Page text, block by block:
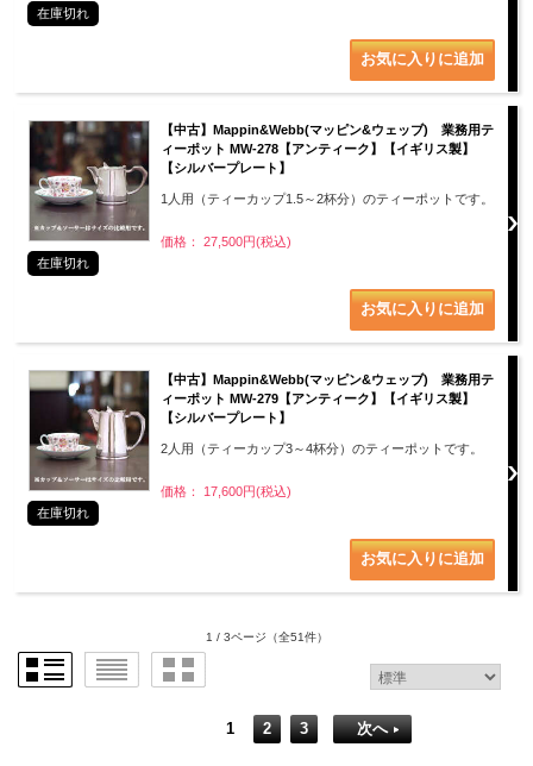
在庫切れ
【中古】Mappin&Webb(マッピン&ウェッブ) 業務用テ
ィーポット MW-278【アンティーク】【イギリス製】
【シルバープレート】
1人用（ティーカップ1.5～2杯分）のティーポットです。
価格： 27,500円(税込)
在庫切れ
【中古】Mappin&Webb(マッピン&ウェッブ) 業務用テ
ィーポット MW-279【アンティーク】【イギリス製】
【シルバープレート】
2人用（ティーカップ3～4杯分）のティーポットです。
価格： 17,600円(税込)
在庫切れ
1 / 3ページ （全51件）
1 2 3 次へ